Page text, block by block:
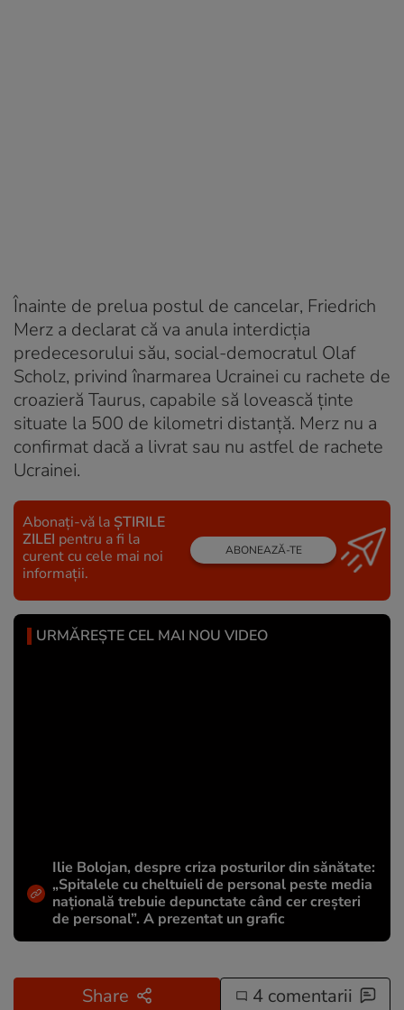
Înainte de prelua postul de cancelar, Friedrich
Merz a declarat că va anula interdicția
predecesorului său, social-democratul Olaf
Scholz, privind înarmarea Ucrainei cu rachete de
croazieră Taurus, capabile să lovească ținte
situate la 500 de kilometri distanță. Merz nu a
confirmat dacă a livrat sau nu astfel de rachete
Ucrainei.
Abonați-vă la ȘTIRILE
ZILEI pentru a fi la
curent cu cele mai noi
informații.
ABONEAZĂ-TE
URMĂREȘTE CEL MAI NOU VIDEO
Ilie Bolojan, despre criza posturilor din sănătate:
„Spitalele cu cheltuieli de personal peste media
națională trebuie depunctate când cer creșteri
de personal”. A prezentat un grafic
Share 4 comentarii